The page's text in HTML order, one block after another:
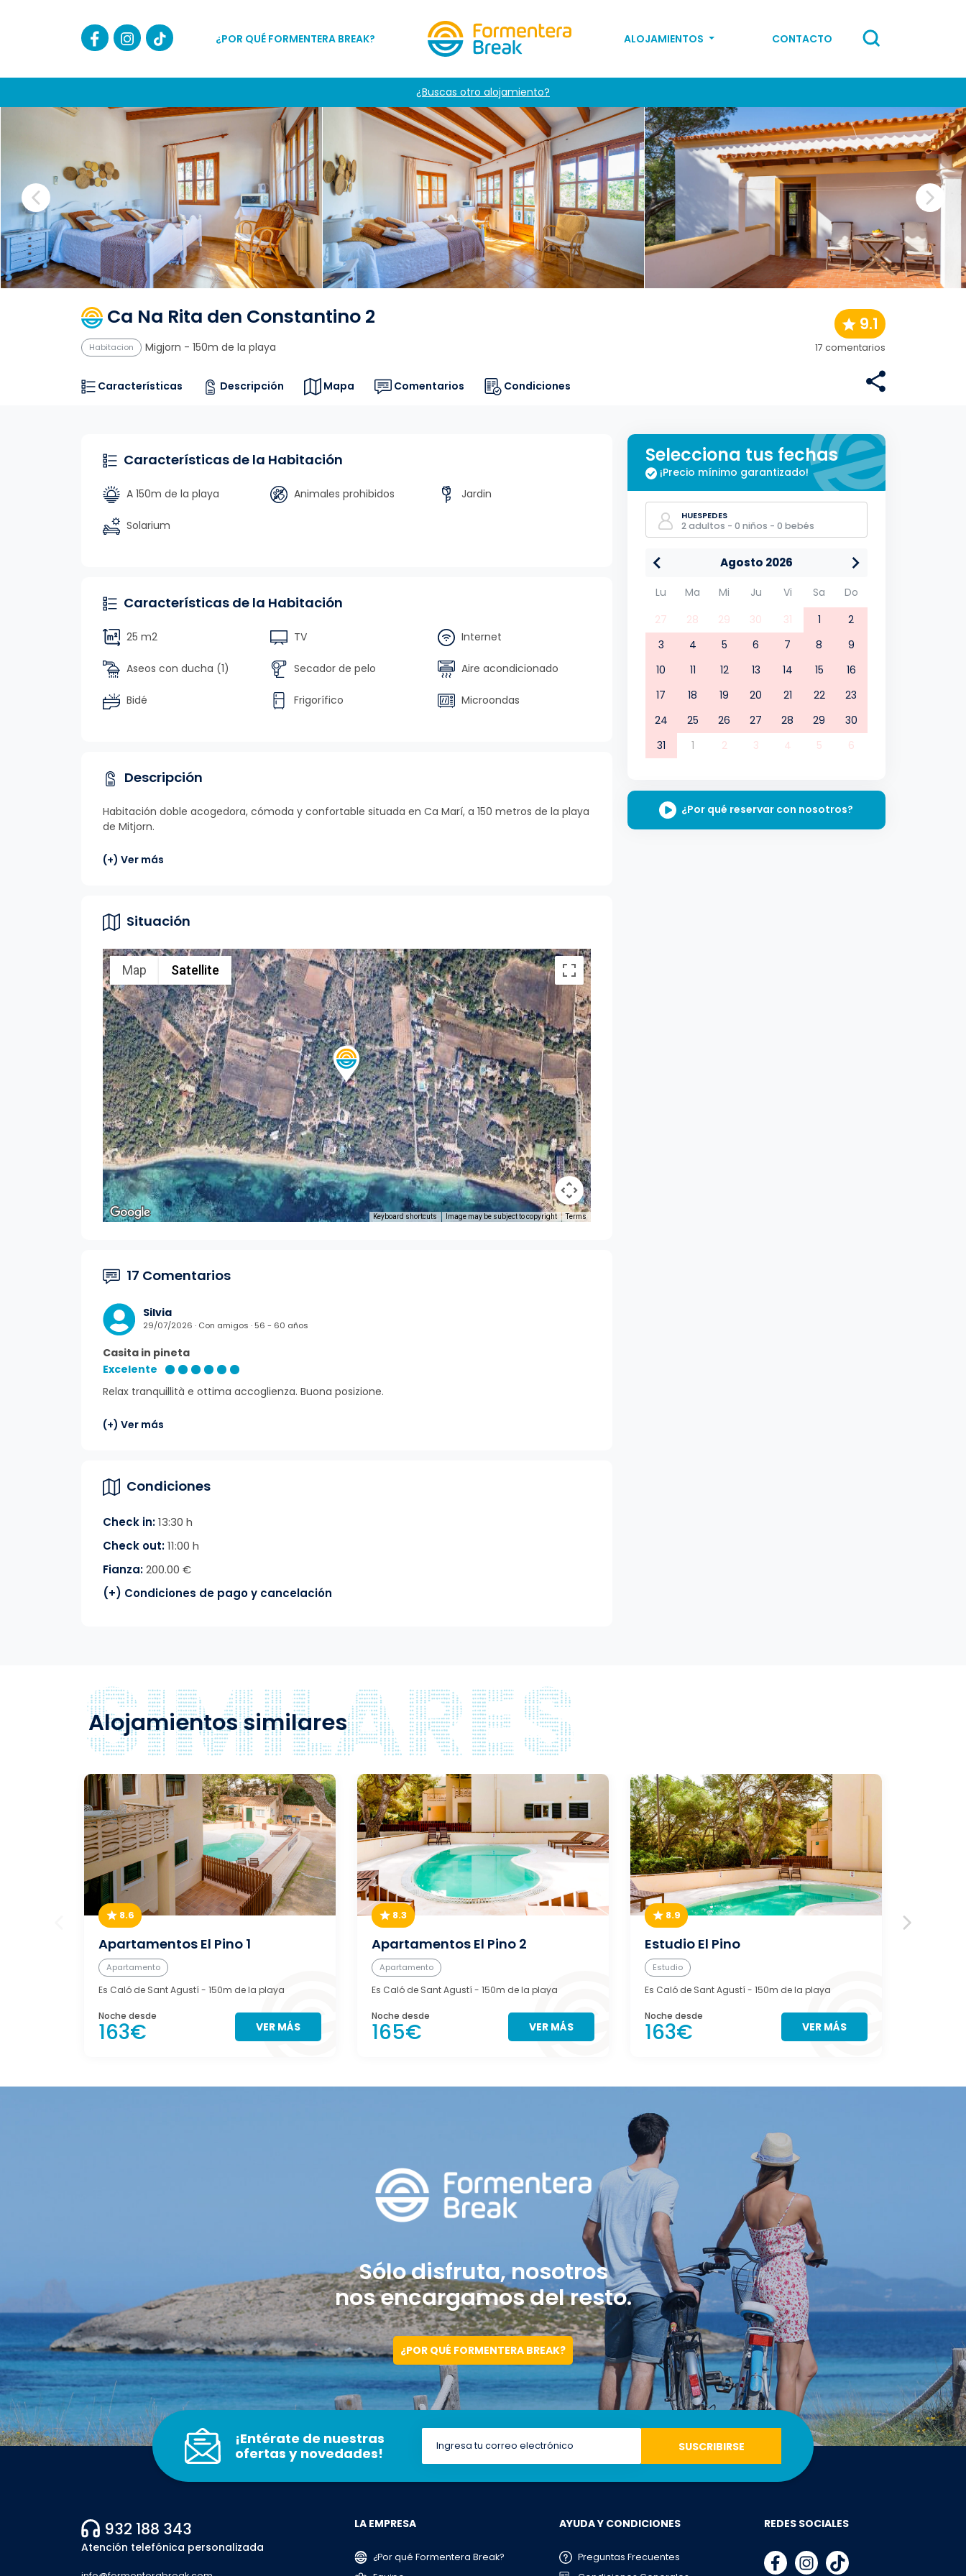
¿POR QUÉ FORMENTERA BREAK? ALOJAMIENTOS CONTACTO
¿Buscas otro alojamiento?
Ca Na Rita den Constantino 2
Habitacion Migjorn - 150m de la playa
9.1
17 comentarios
Características Descripción Mapa Comentarios Condiciones
Características de la Habitación
A 150m de la playa Animales prohibidos Jardin
Solarium
Características de la Habitación
25 m2 TV Internet
Aseos con ducha (1) Secador de pelo Aire acondicionado
Bidé Frigorífico Microondas
Descripción
Habitación doble acogedora, cómoda y confortable situada en Ca Marí, a 150 metros de la playa
de Mitjorn.
(+) Ver más
Situación
Map Satellite
Keyboard shortcuts Image may be subject to copyright Terms
17 Comentarios
Silvia
29/07/2026 · Con amigos · 56 - 60 años
Casita in pineta
Excelente
Relax tranquillità e ottima accoglienza. Buona posizione.
(+) Ver más
Condiciones
Check in:13:30 h
Check out:11:00 h
Fianza:200.00 €
(+) Condiciones de pago y cancelación
Selecciona tus fechas
¡Precio mínimo garantizado!
HUESPEDES
2 adultos - 0 niños - 0 bebés
Agosto 2026
Lu Ma Mi Ju Vi Sa
Do
27
28 29 30 31 1
2
3
4 5 6 7 8
9
10
11 12 13 14 15
16
17
18 19 20 21 22
23
24
25 26 27 28 29
30
31
1 2 3 4 5 6
¿Por qué reservar con nosotros?
Alojamientos similares
8.6
Apartamentos El Pino 1
Apartamento
Es Caló de Sant Agustí- 150m de la playa
Noche desde
163€ VER MÁS
8.3
Apartamentos El Pino 2
Apartamento
Es Caló de Sant Agustí- 150m de la playa
Noche desde
165€ VER MÁS
8.9
Estudio El Pino
Estudio
Es Caló de Sant Agustí- 150m de la playa
Noche desde
163€ VER MÁS
Sólo disfruta, nosotros
nos encargamos del resto.
¿POR QUÉ FORMENTERA BREAK?
¡Entérate de nuestras
ofertas y novedades!
932 188 343
Atención telefónica personalizada
LA EMPRESA
¿Por qué Formentera Break?
AYUDA Y CONDICIONES
Preguntas Frecuentes
REDES SOCIALES